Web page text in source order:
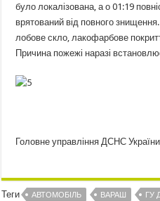
було локалізована, а о 01:19
врятований від повного
лобове скло, лакофарбове
Причина пожежі наразі
Головне управління ДСНС України
Теги АВТОМОБІЛЬ ВАРАШ ГУ